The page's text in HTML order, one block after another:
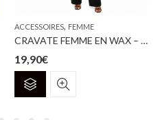
ACCESSOIRES, FEMME
CRAVATE FEMME EN WAX – MOTIF GÉOMÉTRIQUE BLEU
19,90€
produit